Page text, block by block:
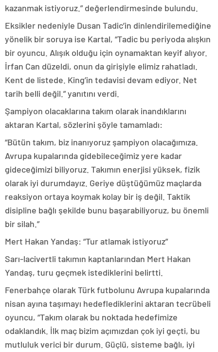
kazanmak istiyoruz.” değerlendirmesinde bulundu.
Eksikler nedeniyle Dusan Tadic’in dinlendirilemediğine
yönelik bir soruya ise Kartal, “Tadic bu periyoda alışkın
bir oyuncu. Alışık olduğu için oynamaktan keyif alıyor.
İrfan Can düzeldi, onun da girişiyle elimiz rahatladı.
Kent de listede. King’in tedavisi devam ediyor. Net
tarih belli değil.” yanıtını verdi.
Şampiyon olacaklarına takım olarak inandıklarını
aktaran Kartal, sözlerini şöyle tamamladı:
“Bütün takım, biz inanıyoruz şampiyon olacağımıza.
Avrupa kupalarında gidebileceğimiz yere kadar
gideceğimizi biliyoruz. Takımın enerjisi yüksek, fizik
olarak iyi durumdayız. Geriye düştüğümüz maçlarda
reaksiyon ortaya koymak kolay bir iş değil. Taktik
disipline bağlı şekilde bunu başarabiliyoruz, bu önemli
bir silah.”
Mert Hakan Yandaş: “Tur atlamak istiyoruz”
Sarı-lacivertli takımın kaptanlarından Mert Hakan
Yandaş, turu geçmek istediklerini belirtti.
Fenerbahçe olarak Türk futbolunu Avrupa kupalarında
nisan ayına taşımayı hedeflediklerini aktaran tecrübeli
oyuncu, “Takım olarak bu noktada hedefimize
odaklandık. İlk maç bizim açımızdan çok iyi geçti, bu
mutluluk verici bir durum. Güçlü, sisteme bağlı, iyi